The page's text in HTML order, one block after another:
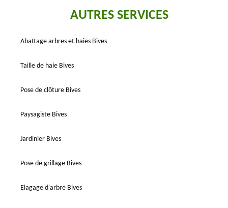
AUTRES SERVICES
Abattage arbres et haies Bives
Taille de haie Bives
Pose de clôture Bives
Paysagiste Bives
Jardinier Bives
Pose de grillage Bives
Elagage d'arbre Bives